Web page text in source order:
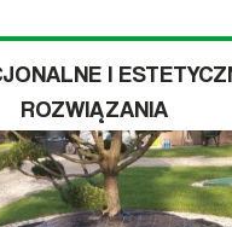
I
ROZWIĄZANIA